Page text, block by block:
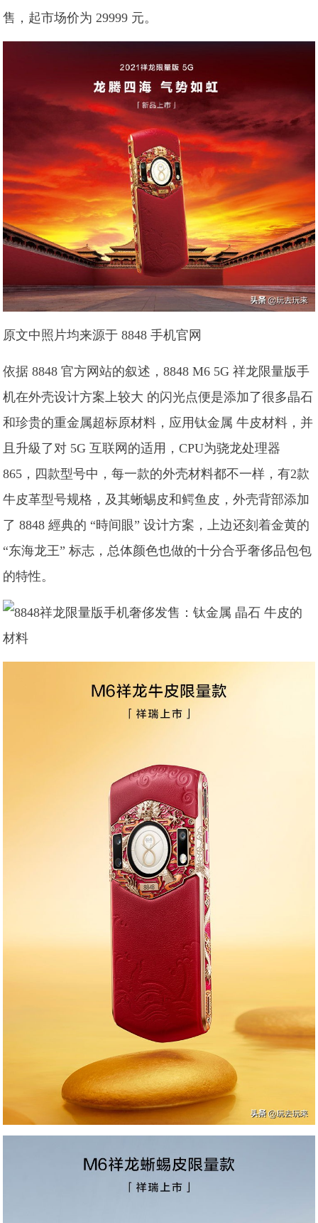
售，起市场价为 29999 元。
原文中照片均来源于 8848 手机官网
依据 8848 官方网站的叙述，8848 M6 5G 祥龙限量版手
机在外壳设计方案上较大 的闪光点便是添加了很多晶石
和珍贵的重金属超标原材料，应用钛金属 牛皮材料，并
且升級了对 5G 互联网的适用，CPU为骁龙处理器
865，四款型号中，每一款的外壳材料都不一样，有2款
牛皮革型号规格，及其蜥蜴皮和鳄鱼皮，外壳背部添加
了 8848 經典的 “時间眼” 设计方案，上边还刻着金黄的
“东海龙王” 标志，总体颜色也做的十分合乎奢侈品包包
的特性。